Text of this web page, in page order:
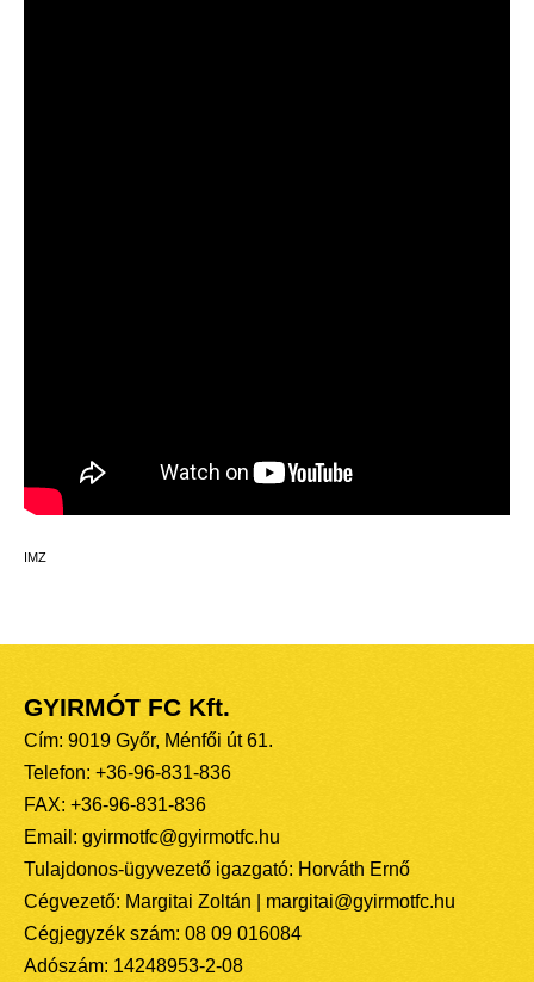
IMZ
GYIRMÓT FC Kft.
Cím: 9019 Győr, Ménfői út 61.
Telefon: +36-96-831-836
FAX: +36-96-831-836
Email: gyirmotfc@gyirmotfc.hu
Tulajdonos-ügyvezető igazgató: Horváth Ernő
Cégvezető: Margitai Zoltán | margitai@gyirmotfc.hu
Cégjegyzék szám: 08 09 016084
Adószám: 14248953-2-08